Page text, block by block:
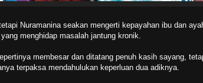
Nuramanina seakan mengerti kepayahan ibu dan
menghidap masalah jantung kronik.
membesar dan ditatang penuh kasih sayang,
terpaksa mendahulukan keperluan dua adiknya.